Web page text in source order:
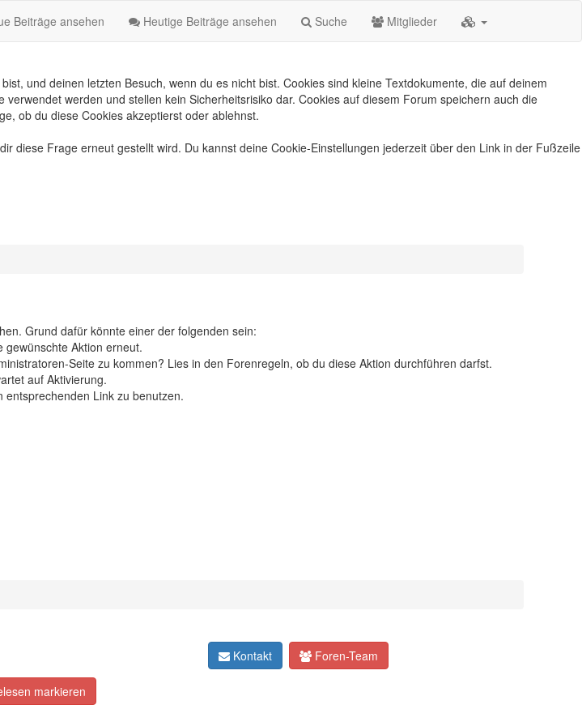
Beiträge ansehen Heutige Beiträge ansehen Suche Mitglieder
und deinen letzten Besuch, wenn du es nicht bist. Cookies sind kleine Textdokumente, die auf deinem
werden und stellen kein Sicherheitsrisiko dar. Cookies auf diesem Forum speichern auch die
ob du diese Cookies akzeptierst oder ablehnst.
diese Frage erneut gestellt wird. Du kannst deine Cookie-Einstellungen jederzeit über den Link in der Fußzeile
Grund dafür könnte einer der folgenden sein:
Aktion erneut.
Seite zu kommen? Lies in den Forenregeln, ob du diese Aktion durchführen darfst.
auf Aktivierung.
Link zu benutzen.
markieren
Kontakt Foren-Team